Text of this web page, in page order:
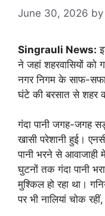
June 30, 2026 by
Singrauli News:
ने जहां शहरवासियों को
नगर निगम के साफ-
घंटे की बरसात से शहर
गंदा पानी जगह-जगह
खासी परेशानी हुई।
पानी भरने से आवाजाही
घुटनों तक गंदा पानी
मुश्किल हो रहा था।
पर भी नालियां चोक